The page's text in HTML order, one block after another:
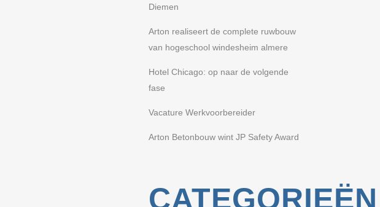
Diemen
Arton realiseert de complete ruwbouw
van hogeschool windesheim almere
Hotel Chicago: op naar de volgende
fase
Vacature Werkvoorbereider
Arton Betonbouw wint JP Safety Award
CATEGORIEËN